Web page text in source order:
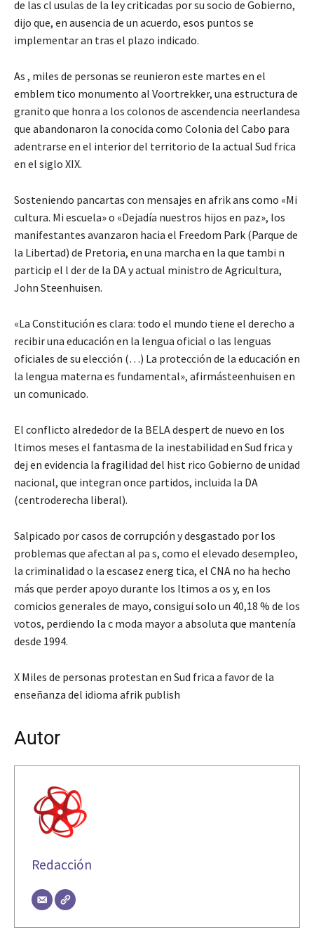
de las cl usulas de la ley criticadas por su socio de Gobierno,
dijo que, en ausencia de un acuerdo, esos puntos se
implementar an tras el plazo indicado.
As , miles de personas se reunieron este martes en el
emblem tico monumento al Voortrekker, una estructura de
granito que honra a los colonos de ascendencia neerlandesa
que abandonaron la conocida como Colonia del Cabo para
adentrarse en el interior del territorio de la actual Sud frica
en el siglo XIX.
Sosteniendo pancartas con mensajes en afrik ans como «Mi
cultura. Mi escuela» o «Dejadía nuestros hijos en paz», los
manifestantes avanzaron hacia el Freedom Park (Parque de
la Libertad) de Pretoria, en una marcha en la que tambi n
particip el l der de la DA y actual ministro de Agricultura,
John Steenhuisen.
«La Constitución es clara: todo el mundo tiene el derecho a
recibir una educación en la lengua oficial o las lenguas
oficiales de su elección (…) La protección de la educación en
la lengua materna es fundamental», afirmásteenhuisen en
un comunicado.
El conflicto alrededor de la BELA despert de nuevo en los
ltimos meses el fantasma de la inestabilidad en Sud frica y
dej en evidencia la fragilidad del hist rico Gobierno de unidad
nacional, que integran once partidos, incluida la DA
(centroderecha liberal).
Salpicado por casos de corrupción y desgastado por los
problemas que afectan al pa s, como el elevado desempleo,
la criminalidad o la escasez energ tica, el CNA no ha hecho
más que perder apoyo durante los ltimos a os y, en los
comicios generales de mayo, consigui solo un 40,18 % de los
votos, perdiendo la c moda mayor a absoluta que mantenía
desde 1994.
X Miles de personas protestan en Sud frica a favor de la
enseñanza del idioma afrik publish
Autor
Redacción